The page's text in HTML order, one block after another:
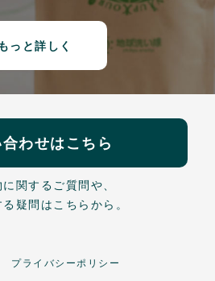
もっと詳しく
わせはこちら
関するご質問や、
疑問はこちらから。
プライバシーポリシー